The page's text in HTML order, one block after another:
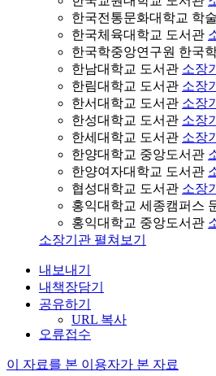
한국전통문화대학교 학
한국체육대학교 도서관
한국학중앙연구원 한국
한남대학교 도서관 소장
한림대학교 도서관 소장
한서대학교 도서관 소장
한성대학교 도서관 소장
한세대학교 도서관 소장
한양대학교 중앙도서관
한양여자대학교 도서관
협성대학교 도서관 소장
홍익대학교 세종캠퍼스
홍익대학교 중앙도서관
소장기관 펼쳐보기
내보내기
내책장담기
공유하기
URL 복사
오류접수
이 자료를 본 이용자가 본 자료